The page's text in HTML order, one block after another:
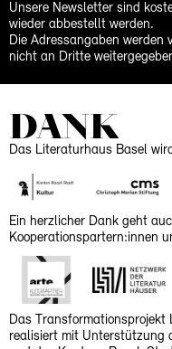
Unsere Newsletter sind
wieder abbestellt werden.
Die Adressangaben werden
nicht an Dritte
DANK
Das Literaturhaus Basel
Ein herzlicher Dank geht
Kooperationspartern:innen
Das
realisiert mit Unterstützung